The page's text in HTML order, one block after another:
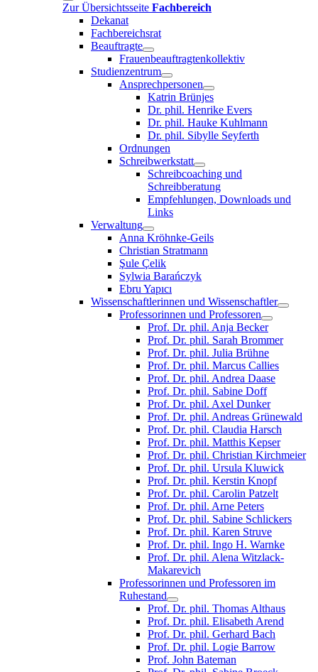
Zur Übersichtsseite Fachbereich
Dekanat
Fachbereichsrat
Beauftragte
Frauenbeauftragtenkollektiv
Studienzentrum
Ansprechpersonen
Katrin Brünjes
Dr. phil. Henrike Evers
Dr. phil. Hauke Kuhlmann
Dr. phil. Sibylle Seyferth
Ordnungen
Schreibwerkstatt
Schreibcoaching und
Schreibberatung
Empfehlungen, Downloads und
Links
Verwaltung
Anna Kröhnke-Geils
Christian Stratmann
Şule Çelik
Sylwia Barańczyk
Ebru Yapıcı
Wissenschaftlerinnen und Wissenschaftler
Professorinnen und Professoren
Prof. Dr. phil. Anja Becker
Prof. Dr. phil. Sarah Brommer
Prof. Dr. phil. Julia Brühne
Prof. Dr. phil. Marcus Callies
Prof. Dr. phil. Andrea Daase
Prof. Dr. phil. Sabine Doff
Prof. Dr. phil. Axel Dunker
Prof. Dr. phil. Andreas Grünewald
Prof. Dr. phil. Claudia Harsch
Prof. Dr. phil. Matthis Kepser
Prof. Dr. phil. Christian Kirchmeier
Prof. Dr. phil. Ursula Kluwick
Prof. Dr. phil. Kerstin Knopf
Prof. Dr. phil. Carolin Patzelt
Prof. Dr. phil. Arne Peters
Prof. Dr. phil. Sabine Schlickers
Prof. Dr. phil. Karen Struve
Prof. Dr. phil. Ingo H. Warnke
Prof. Dr. phil. Alena Witzlack-
Makarevich
Professorinnen und Professoren im
Ruhestand
Prof. Dr. phil. Thomas Althaus
Prof. Dr. phil. Elisabeth Arend
Prof. Dr. phil. Gerhard Bach
Prof. Dr. phil. Logie Barrow
Prof. John Bateman